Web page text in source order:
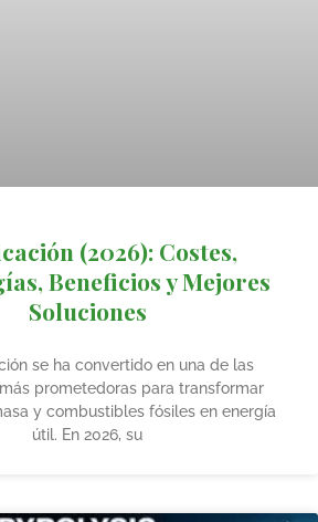
(2026): Costes,
Beneficios y Mejores
Soluciones
se ha convertido en una de las
prometedoras para transformar
y combustibles fósiles en energía
útil. En 2026, su